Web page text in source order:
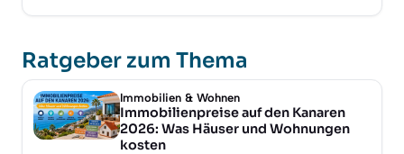
Ratgeber zum Thema
Immobilien & Wohnen
Immobilienpreise auf den Kanaren
2026: Was Häuser und Wohnungen
kosten